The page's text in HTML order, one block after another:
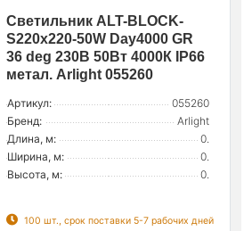
Светильник ALT-BLOCK-
S220x220-50W Day4000 GR
36 deg 230В 50Вт 4000К IP66
метал. Arlight 055260
Артикул:
055260
Бренд:
Arlight
Длина, м:
0.
Ширина, м:
0.
Высота, м:
0.
100 шт., срок поставки 5-7 рабочих дней